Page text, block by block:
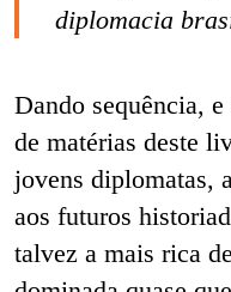
diplomacia
Dando sequência,
de matérias deste
jovens diplomatas,
aos futuros
talvez a mais rica